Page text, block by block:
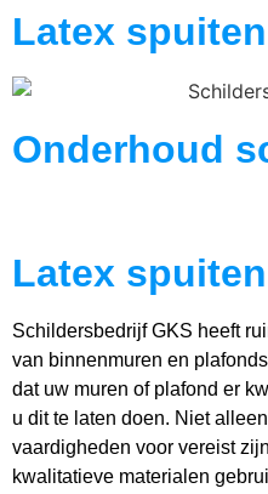
Latex spuiten
Onderhoud
Latex
Schildersbedrijf GKS heeft
van binnenmuren en
dat uw muren of plafond er
u dit te laten doen. Niet
vaardigheden voor vereist
kwalitatieve materialen